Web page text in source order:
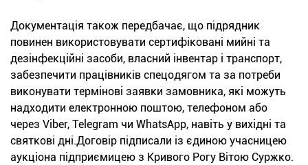
Документація також передбачає, що підрядник
повинен використовувати сертифіковані мийні та
дезінфекційні засоби, власний інвентар і транспорт,
забезпечити працівників спецодягом та за потреби
виконувати термінові заявки замовника, які можуть
надходити електронною поштою, телефоном або
через Viber, Telegram чи WhatsApp, навіть у вихідні та
святкові дні.Договір підписали із єдиною учасницею
аукціона підприємицею з Кривого Рогу Вітою Суржко.